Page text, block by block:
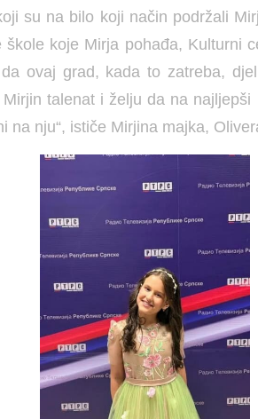
su na bilo koji način podržali
koje Mirja pohađa, Kulturni
ovaj grad, kada to zatreba,
talenat i želju da na
na nju“, ističe Mirjina majka,